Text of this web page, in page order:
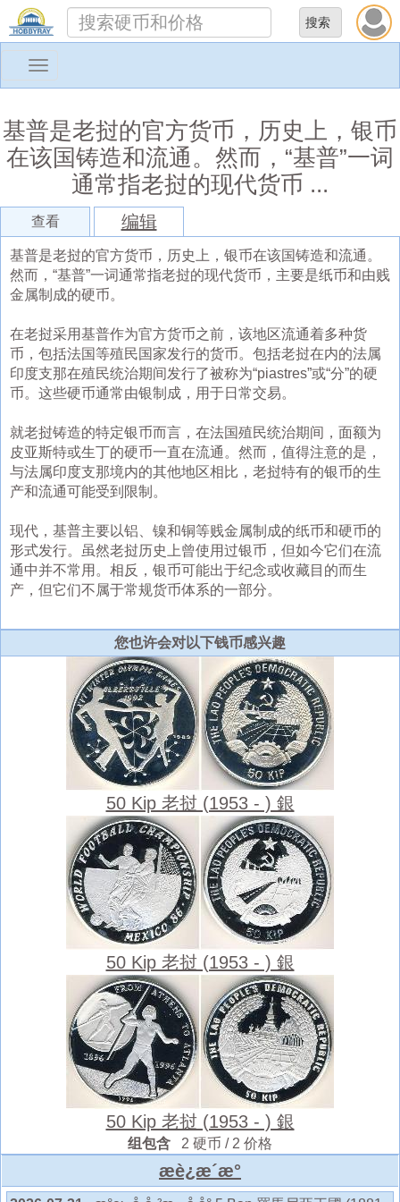
Toggle
基普是老挝的官方货币，历史上，银币
在该国铸造和流通。然而，“基普”一词
通常指老挝的现代货币 ...
查看 编辑
基普是老挝的官方货币，历史上，银币在该国铸造和流通。
然而，“基普”一词通常指老挝的现代货币，主要是纸币和由贱
金属制成的硬币。
在老挝采用基普作为官方货币之前，该地区流通着多种货
币，包括法国等殖民国家发行的货币。包括老挝在内的法属
印度支那在殖民统治期间发行了被称为“piastres”或“分”的硬
币。这些硬币通常由银制成，用于日常交易。
就老挝铸造的特定银币而言，在法国殖民统治期间，面额为
皮亚斯特或生丁的硬币一直在流通。然而，值得注意的是，
与法属印度支那境内的其他地区相比，老挝特有的银币的生
产和流通可能受到限制。
现代，基普主要以铝、镍和铜等贱金属制成的纸币和硬币的
形式发行。虽然老挝历史上曾使用过银币，但如今它们在流
通中并不常用。相反，银币可能出于纪念或收藏目的而生
产，但它们不属于常规货币体系的一部分。
您也许会对以下钱币感兴趣
50 Kip 老挝 (1953 - ) 銀
50 Kip 老挝 (1953 - ) 銀
50 Kip 老挝 (1953 - ) 銀
组包含 2 硬币 / 2 价格
æè¿æ´æ°